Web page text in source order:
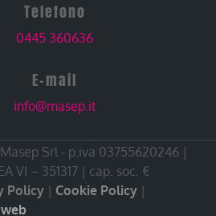
Telefono
0445 360636
E-mail
info@masep.it
Srl - p.iva 03755620246 |
VI – 351317 | cap. soc. €
Policy | Cookie Policy |